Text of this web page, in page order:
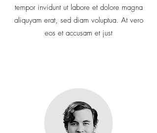
tempor invidunt ut labore et dolore magna
aliquyam erat, sed diam voluptua. At vero
eos et accusam et just